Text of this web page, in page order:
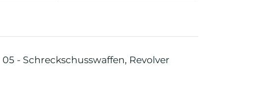
05 - Schreckschusswaffen, Revolver